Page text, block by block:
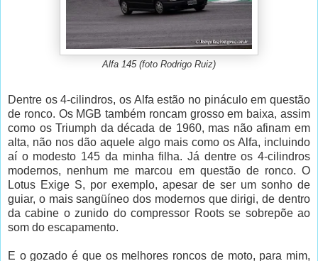
Alfa 145 (foto Rodrigo Ruiz)
Dentre os 4-cilindros, os Alfa estão no pináculo em questão
de ronco. Os MGB também roncam grosso em baixa, assim
como os Triumph da década de 1960, mas não afinam em
alta, não nos dão aquele algo mais como os Alfa, incluindo
aí o modesto 145 da minha filha. Já dentre os 4-cilindros
modernos, nenhum me marcou em questão de ronco. O
Lotus Exige S, por exemplo, apesar de ser um sonho de
guiar, o mais sangüíneo dos modernos que dirigi, de dentro
da cabine o zunido do compressor Roots se sobrepõe ao
som do escapamento.
E o gozado é que os melhores roncos de moto, para mim,